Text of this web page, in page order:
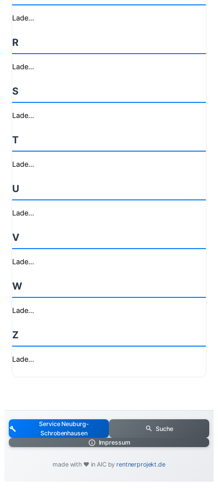
Lade...
R
Lade...
S
Lade...
T
Lade...
U
Lade...
V
Lade...
W
Lade...
Z
Lade...
Service Neuburg-
Schrobenhausen
Suche
Impressum
made with ❤️ in AIC by rentnerprojekt.de